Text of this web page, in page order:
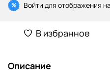
% Войти для отображения
В избранное
Описание